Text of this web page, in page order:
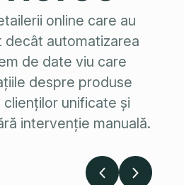
online care au
decât automatizarea
de date viu care
despre produse
unificate și
intervenție manuală.